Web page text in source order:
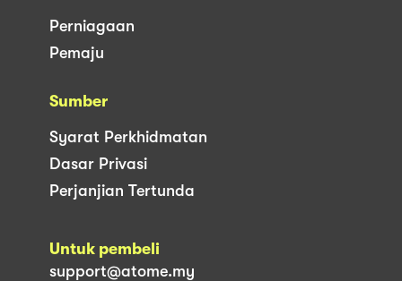
Perniagaan
Pemaju
Sumber
Syarat Perkhidmatan
Dasar Privasi
Perjanjian Tertunda
Untuk pembeli
support@atome.my